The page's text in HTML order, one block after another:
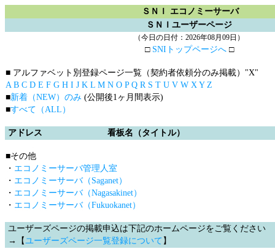
ＳＮＩ エコノミーサーバ
ＳＮＩユーザーページ
（今日の日付：2026年08月09日）
□ SNIトップページへ□
■ アルファベット別登録ページ一覧（契約者依頼分のみ掲載） "X"
A B C D E F G H I J K L M N O P Q R S T U V W X Y Z
■新着（NEW）のみ (公開後1ヶ月間表示)
■すべて（ALL）
アドレス 看板名（タイトル）
■その他
・ エコノミーサーバ管理人室
・ エコノミーサーバ（Saganet）
・ エコノミーサーバ（Nagasakinet）
・ エコノミーサーバ（Fukuokanet）
ユーザーズページの掲載申込は下記のホームページをご覧ください
→【ユーザーズページ一覧登録について 】